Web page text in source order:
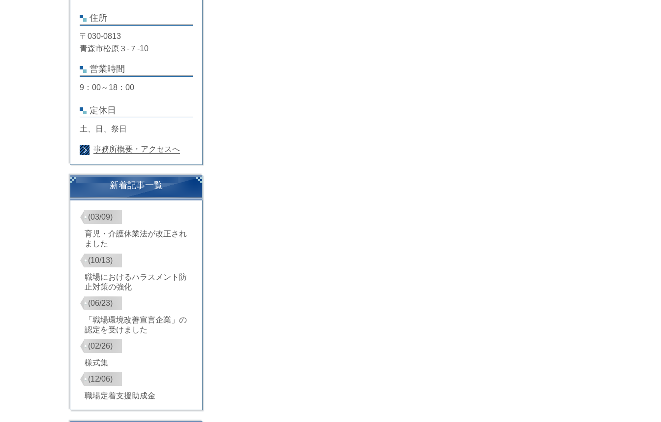
住所
〒030-0813
青森市松原３-７-10
営業時間
9：00～18：00
定休日
土、日、祭日
事務所概要・アクセスへ
新着記事一覧
(03/09)
育児・介護休業法が改正され
ました
(10/13)
職場におけるハラスメント防
止対策の強化
(06/23)
「職場環境改善宣言企業」の
認定を受けました
(02/26)
様式集
(12/06)
職場定着支援助成金